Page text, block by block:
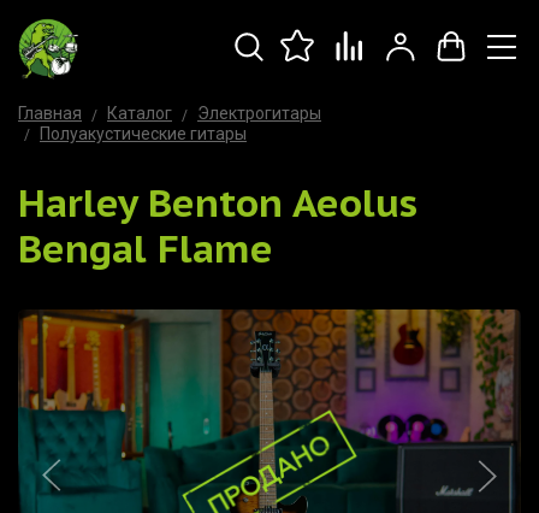
Главная Каталог
Электрогитары
Полуакустические гитары
Harley Benton Aeolus
Bengal Flame